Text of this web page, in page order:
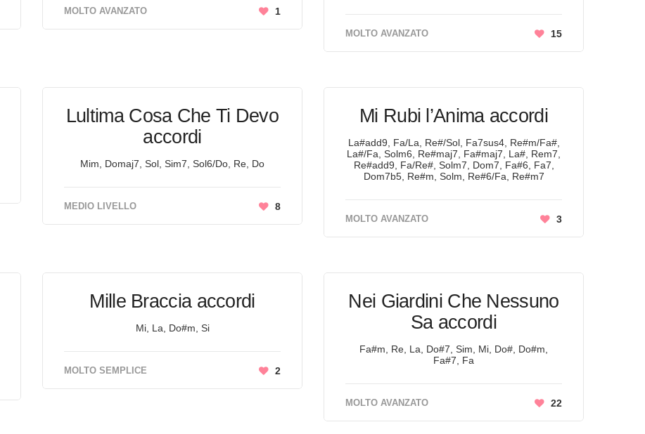
MOLTO AVANZATO 1
MOLTO AVANZATO 15
Lultima Cosa Che Ti Devo
accordi
Mim, Domaj7, Sol, Sim7, Sol6/Do, Re, Do
MEDIO LIVELLO 8
Mi Rubi l’Anima accordi
La#add9, Fa/La, Re#/Sol, Fa7sus4, Re#m/Fa#,
La#/Fa, Solm6, Re#maj7, Fa#maj7, La#, Rem7,
Re#add9, Fa/Re#, Solm7, Dom7, Fa#6, Fa7,
Dom7b5, Re#m, Solm, Re#6/Fa, Re#m7
MOLTO AVANZATO 3
Mille Braccia accordi
Mi, La, Do#m, Si
MOLTO SEMPLICE 2
Nei Giardini Che Nessuno
Sa accordi
Fa#m, Re, La, Do#7, Sim, Mi, Do#, Do#m,
Fa#7, Fa
MOLTO AVANZATO 22